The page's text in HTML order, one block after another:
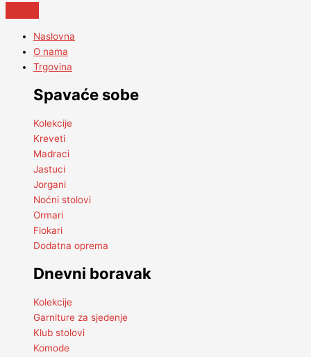
Naslovna
O nama
Trgovina
Spavaće sobe
Kolekcije
Kreveti
Madraci
Jastuci
Jorgani
Noćni stolovi
Ormari
Fiokari
Dodatna oprema
Dnevni boravak
Kolekcije
Garniture za sjedenje
Klub stolovi
Komode